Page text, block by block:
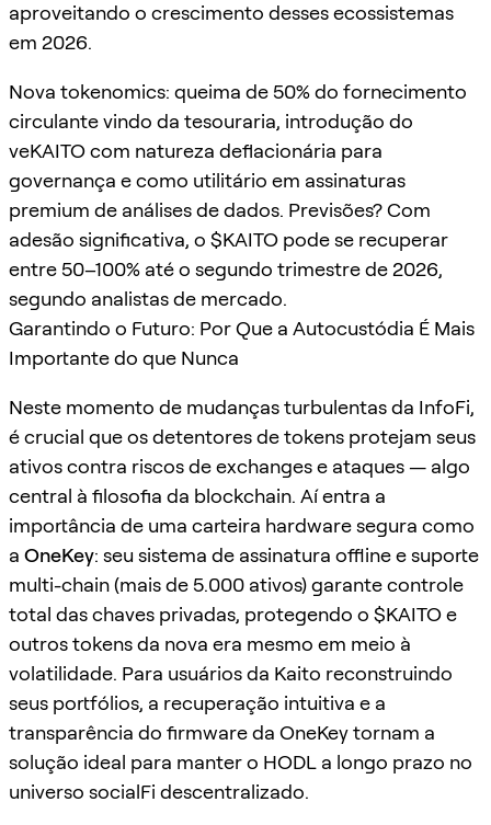
aproveitando o crescimento desses ecossistemas
em 2026.
Nova tokenomics: queima de 50% do fornecimento
circulante vindo da tesouraria, introdução do
veKAITO com natureza deflacionária para
governança e como utilitário em assinaturas
premium de análises de dados. Previsões? Com
adesão significativa, o $KAITO pode se recuperar
entre 50–100% até o segundo trimestre de 2026,
segundo analistas de mercado.
Garantindo o Futuro: Por Que a Autocustódia É Mais
Importante do que Nunca
Neste momento de mudanças turbulentas da InfoFi,
é crucial que os detentores de tokens protejam seus
ativos contra riscos de exchanges e ataques — algo
central à filosofia da blockchain. Aí entra a
importância de uma carteira hardware segura como
a OneKey: seu sistema de assinatura offline e suporte
multi-chain (mais de 5.000 ativos) garante controle
total das chaves privadas, protegendo o $KAITO e
outros tokens da nova era mesmo em meio à
volatilidade. Para usuários da Kaito reconstruindo
seus portfólios, a recuperação intuitiva e a
transparência do firmware da OneKey tornam a
solução ideal para manter o HODL a longo prazo no
universo socialFi descentralizado.